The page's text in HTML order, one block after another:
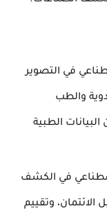
في التصوير
والطب
الطبية
في الكشف
الائتمان، وتقييم